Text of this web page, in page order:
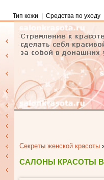
Тип кожи Средства по уходу
Секреты женской красоты
САЛОНЫ КРАСОТЫ